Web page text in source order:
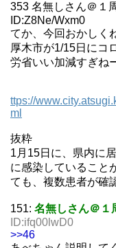
353 名無しさん＠１
ID:Z8Ne/Wxm0
てか、今回おかしく
厚木市が1/15日にコ
労省いい加減すぎね
ttps://
ml
抜粋
1月15日に、県内に
に感染していること
ても、複数患者が確
151: 名無しさん＠１
ID:ifq00lwD0
>>46